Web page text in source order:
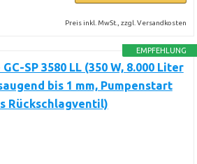
Preis inkl. MwSt., zzgl. Versandkosten
EMPFEHLUNG
SP 3580 LL (350 W, 8.000 Liter
bis 1 mm, Pumpenstart
Rückschlagventil)